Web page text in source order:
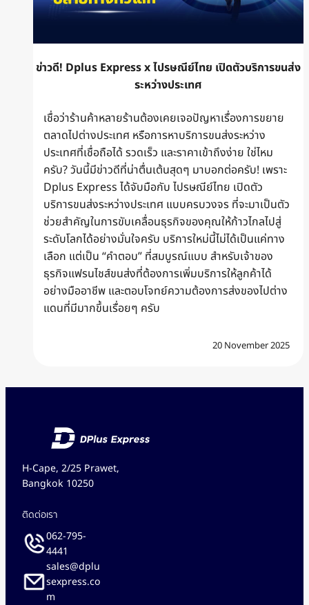
ข่าวดี! Dplus Express x ไปรษณีย์ไทย เปิดตัวบริการขนส่ง
ระหว่างประเทศ
20 November 2025
เชื่อว่าร้านค้าหลายร้านต้องเคยเจอปัญหาเรื่องการขยาย
ตลาดไปต่างประเทศ หรือการหาบริการขนส่งระหว่าง
ประเทศที่เชื่อถือได้ รวดเร็ว และราคาเข้าถึงง่าย ใช่ไหม
ครับ? วันนี้มีข่าวดีที่น่าตื่นเต้นสุดๆ มาบอกต่อครับ! เพราะ
Dplus Express ได้จับมือกับ ไปรษณีย์ไทย เปิดตัว
บริการขนส่งระหว่างประเทศ แบบครบวงจร ที่จะมาเป็นตัว
ช่วยสำคัญในการขับเคลื่อนธุรกิจของคุณให้ก้าวไกลไปสู่
ระดับโลกได้อย่างมั่นใจครับ บริการใหม่นี้ไม่ได้เป็นแค่ทาง
เลือก แต่เป็น “คำตอบ” ที่สมบูรณ์แบบ สำหรับเจ้าของ
ธุรกิจแฟรนไชส์ขนส่งที่ต้องการเพิ่มบริการให้ลูกค้าได้
อย่างมืออาชีพ และตอบโจทย์ความต้องการส่งของไปต่าง
แดนที่มีมากขึ้นเรื่อยๆ ครับ
H-Cape, 2/25 Prawet,
Bangkok 10250
ติดต่อเรา
062-795-
4441
sales@dplu
sexpress.co
m